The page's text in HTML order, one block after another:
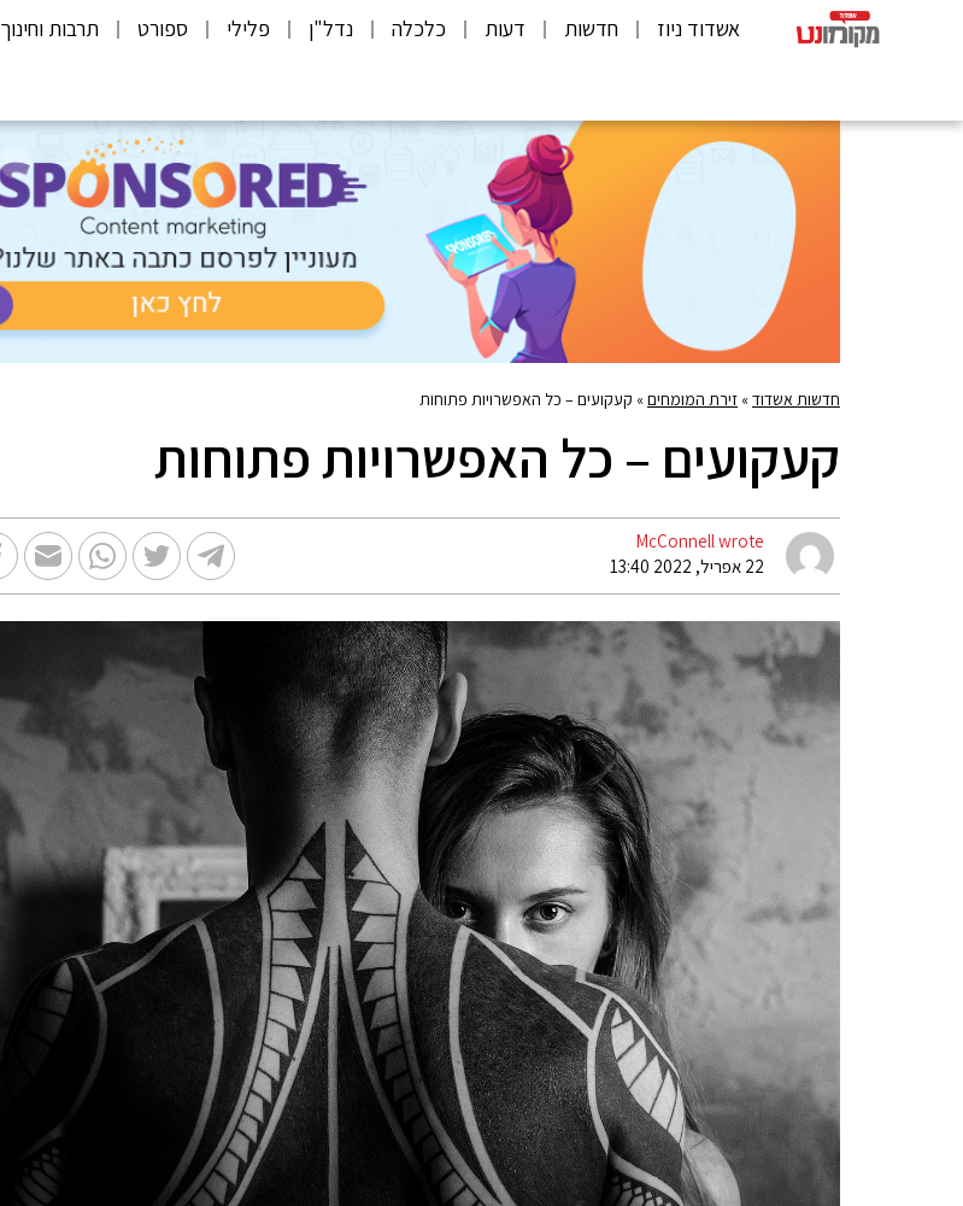
אשדוד ניוז חדשות דעות כלכלה נדל"ן פלילי ספורט תרבות וחינוך
חדשות אשדוד» זירת המומחים» קעקועים – כל האפשרויות פתוחות
קעקועים – כל האפשרויות פתוחות
McConnell wrote
22 אפריל, 2022 13:40